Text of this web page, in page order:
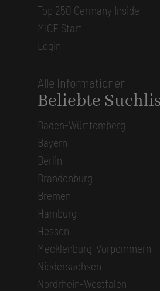
Top 250 Germany Inside
MICE Start
Login
Alle Informationen
Beliebte
Baden-Württemberg
Bayern
Berlin
Brandenburg
Bremen
Hamburg
Hessen
Mecklenburg-Vorpommern
Niedersachsen
Nordrhein-Westfalen